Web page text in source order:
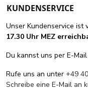
KUNDENSERVICE
Unser Kundenservice ist
17.30 Uhr MEZ
Du kannst uns per E-
Rufe uns an unter +49
Schreibe eine E-Mail an